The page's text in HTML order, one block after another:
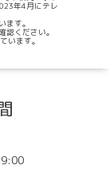
年4月にテレ
ます。
認ください。
います。